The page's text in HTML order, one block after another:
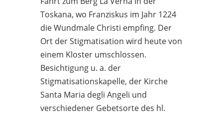
Toskana, wo Franziskus im Jahr 1224
die Wundmale Christi empfing. Der
Ort der Stigmatisation wird heute von
einem Kloster umschlossen.
Besichtigung u. a. der
Stigmatisationskapelle, der Kirche
Santa Maria degli Angeli und
verschiedener Gebetsorte des hl.